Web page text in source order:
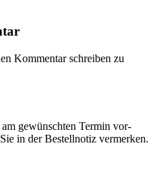
Kommentar schreiben zu
am gewün­scht­en Ter­min vor­
in der Bestell­no­tiz ver­merken.